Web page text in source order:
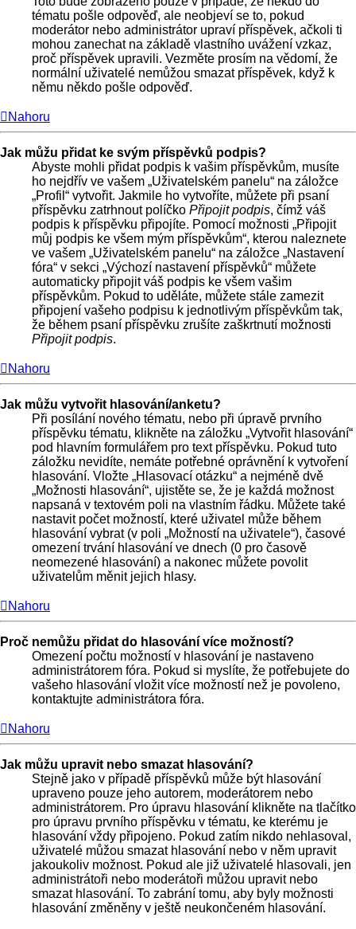
tématu pošle odpověď, ale neobjeví se to, pokud
moderátor nebo administrátor upraví příspěvek, ačkoli ti
mohou zanechat na základě vlastního uvážení vzkaz,
proč příspěvek upravili. Vezměte prosím na vědomí, že
normální uživatelé nemůžou smazat příspěvek, když k
němu někdo pošle odpověď.
Nahoru
Jak můžu přidat ke svým příspěvků podpis?
Abyste mohli přidat podpis k vašim příspěvkům, musíte
ho nejdřív ve vašem „Uživatelském panelu“ na záložce
„Profil“ vytvořit. Jakmile ho vytvoříte, můžete při psaní
příspěvku zatrhnout políčko Připojit podpis, čímž váš
podpis k příspěvku připojíte. Pomocí možnosti „Připojit
můj podpis ke všem mým příspěvkům“, kterou naleznete
ve vašem „Uživatelském panelu“ na záložce „Nastavení
fóra“ v sekci „Výchozí nastavení příspěvků“ můžete
automaticky připojit váš podpis ke všem vašim
příspěvkům. Pokud to uděláte, můžete stále zamezit
připojení vašeho podpisu k jednotlivým příspěvkům tak,
že během psaní příspěvku zrušíte zaškrtnutí možnosti
Připojit podpis.
Nahoru
Jak můžu vytvořit hlasování/anketu?
Při posílání nového tématu, nebo při úpravě prvního
příspěvku tématu, klikněte na záložku „Vytvořit hlasování“
pod hlavním formulářem pro text příspěvku. Pokud tuto
záložku nevidíte, nemáte potřebné oprávnění k vytvoření
hlasování. Vložte „Hlasovací otázku“ a nejméně dvě
„Možnosti hlasování“, ujistěte se, že je každá možnost
napsaná v textovém poli na vlastním řádku. Můžete také
nastavit počet možností, které uživatel může během
hlasování vybrat (v poli „Možností na uživatele“), časové
omezení trvání hlasování ve dnech (0 pro časově
neomezené hlasování) a nakonec můžete povolit
uživatelům měnit jejich hlasy.
Nahoru
Proč nemůžu přidat do hlasování více možností?
Omezení počtu možností v hlasování je nastaveno
administrátorem fóra. Pokud si myslíte, že potřebujete do
vašeho hlasování vložit více možností než je povoleno,
kontaktujte administrátora fóra.
Nahoru
Jak můžu upravit nebo smazat hlasování?
Stejně jako v případě příspěvků může být hlasování
upraveno pouze jeho autorem, moderátorem nebo
administrátorem. Pro úpravu hlasování klikněte na tlačítko
pro úpravu prvního příspěvku v tématu, ke kterému je
hlasování vždy připojeno. Pokud zatím nikdo nehlasoval,
uživatelé můžou smazat hlasování nebo v něm upravit
jakoukoliv možnost. Pokud ale již uživatelé hlasovali, jen
administrátoři nebo moderátoři můžou upravit nebo
smazat hlasování. To zabrání tomu, aby byly možnosti
hlasování změněny v ještě neukončeném hlasování.